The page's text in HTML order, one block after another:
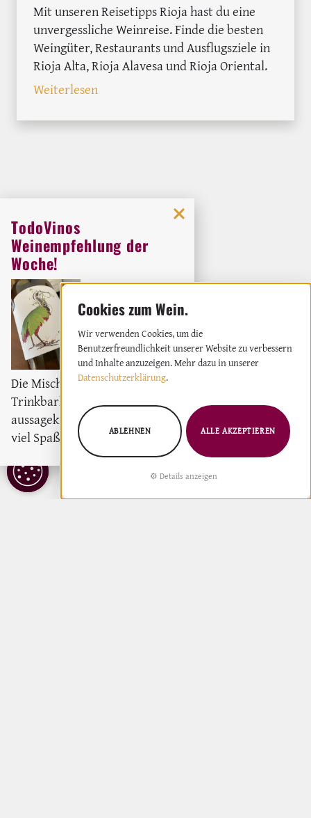
COOKIE
EINSTELLUNGEN
Mit unseren Reisetipps Rioja hast du eine
unvergessliche Weinreise. Finde die besten
Weingüter, Restaurants und Ausflugsziele in
Rioja Alta, Rioja Alavesa und Rioja Oriental.
Weiterlesen: Weinreise Rioja: Die besten
TodoVinos
Weinempfehlung der
Woche!
Orig
Weingut:Miquel Oliver
Weißwein
2023
Die Mischung aus moderne
Trinkbarkeit und
aussagekräftigem Wein macht
viel Spaß und hält bei Laune.
Wir verwenden Cookies, um die
Benutzerfreundlichkeit unserer Website zu verbessern
und Inhalte anzuzeigen. Mehr dazu in unserer
Datenschutzerklärung.
Details anzeigen
ABLEHNEN ALLE AKZEPTIEREN